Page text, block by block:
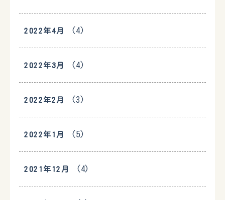
2022年4月 (4)
2022年3月 (4)
2022年2月 (3)
2022年1月 (5)
2021年12月 (4)